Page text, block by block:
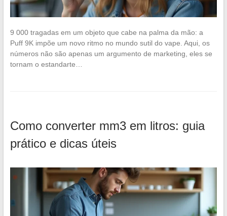
9 000 tragadas em um objeto que cabe na palma da mão: a
Puff 9K impõe um novo ritmo no mundo sutil do vape. Aqui, os
números não são apenas um argumento de marketing, eles se
tornam o estandarte…
Como converter mm3 em litros: guia
prático e dicas úteis